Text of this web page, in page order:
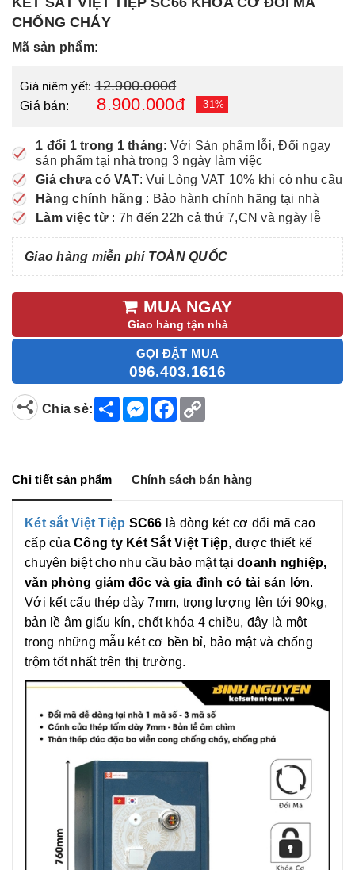
CHỐNG CHÁY
Mã sản phẩm:
Giá niêm yết:12.900.000đ
Giá bán: 8.900.000đ -31%
1 đổi 1 trong 1 tháng: Với Sản phẩm lỗi, Đổi ngay
sản phẩm tại nhà trong 3 ngày làm việc
Giá chưa có VAT: Vui Lòng VAT 10% khi có nhu cầu
Hàng chính hãng : Bảo hành chính hãng tại nhà
Làm việc từ : 7h đến 22h cả thứ 7,CN và ngày lễ
Giao hàng miễn phí TOÀN QUỐC
MUA NGAY
Giao hàng tận nhà
GỌI ĐẶT MUA
096.403.1616
Chia sẻ:
S
h
M
e
g
F
a
o
n
Chi tiết sản phẩm Chính sách bán hàng
Két sắt Việt Tiệp SC66 là dòng két cơ đổi mã cao
cấp của Công ty Két Sắt Việt Tiệp, được thiết kế
chuyên biệt cho nhu cầu bảo mật tại doanh nghiệp,
văn phòng giám đốc và gia đình có tài sản lớn.
Với kết cấu thép dày 7mm, trọng lượng lên tới 90kg,
bản lề âm giấu kín, chốt khóa 4 chiều, đây là một
trong những mẫu két cơ bền bỉ, bảo mật và chống
trộm tốt nhất trên thị trường.